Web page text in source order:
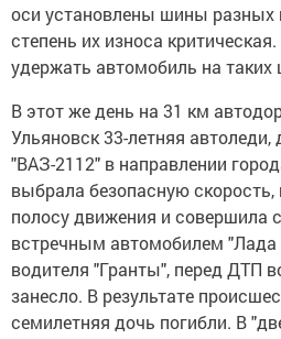
оси установлены шины разных
степень их износа
удержать автомобиль на
В этот же день на 31 км
Ульяновск 33-летняя
"ВАЗ-2112" в направлении
выбрала безопасную
полосу движения и совершила
встречным автомобилем "Лада
водителя "Гранты", перед ДТП
занесло. В результате
семилетняя дочь погибли. В